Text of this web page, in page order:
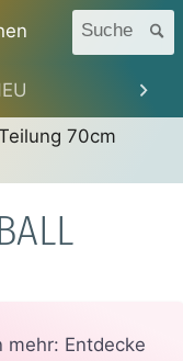
Suche
70cm
mehr: Entdecke